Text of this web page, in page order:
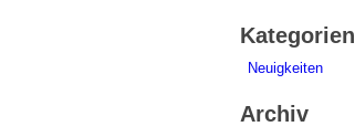
Kategorien
Neuigkeiten
Archiv